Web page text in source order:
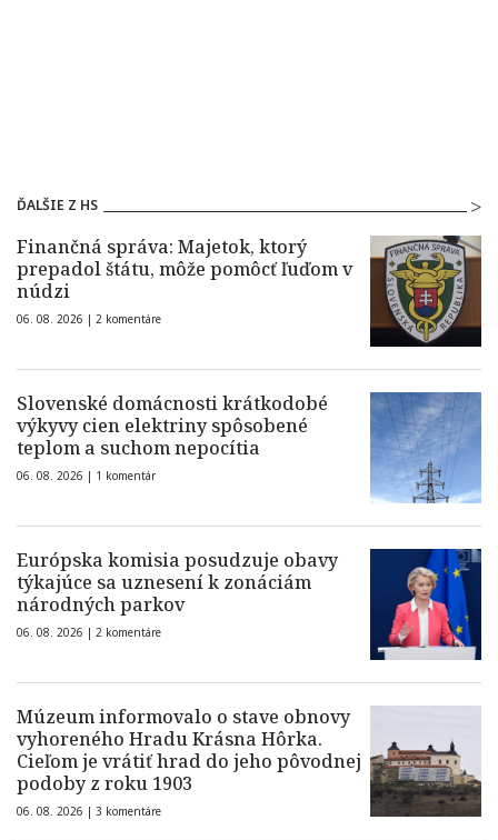
ĎALŠIE Z HS
Finančná správa: Majetok, ktorý
prepadol štátu, môže pomôcť ľuďom v
núdzi
06. 08. 2026 | 2 komentáre
Slovenské domácnosti krátkodobé
výkyvy cien elektriny spôsobené
teplom a suchom nepocítia
06. 08. 2026 | 1 komentár
Európska komisia posudzuje obavy
týkajúce sa uznesení k zonáciám
národných parkov
06. 08. 2026 | 2 komentáre
Múzeum informovalo o stave obnovy
vyhoreného Hradu Krásna Hôrka.
Cieľom je vrátiť hrad do jeho pôvodnej
podoby z roku 1903
06. 08. 2026 | 3 komentáre